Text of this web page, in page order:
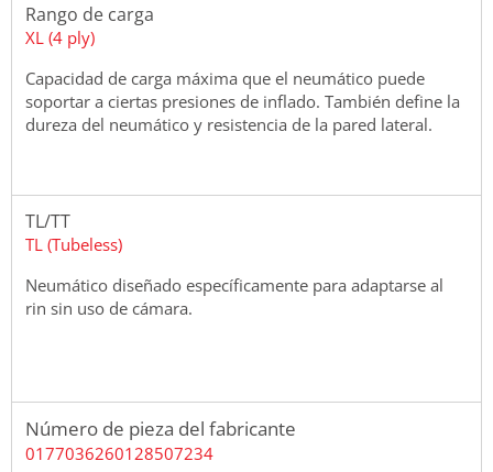
Rango de carga
XL (4 ply)
Capacidad de carga máxima que el neumático puede
soportar a ciertas presiones de inflado. También define la
dureza del neumático y resistencia de la pared lateral.
TL/TT
TL (Tubeless)
Neumático diseñado específicamente para adaptarse al
rin sin uso de cámara.
Número de pieza del fabricante
0177036260128507234